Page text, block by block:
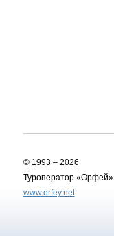
© 1993 – 2026
Туроператор «Орфей»
www.orfey.net